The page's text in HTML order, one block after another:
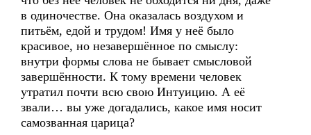
в одиночестве. Она оказалась воздухом и
питьём, едой и трудом! Имя у неё было
красивое, но незавершённое по смыслу:
внутри формы слова не бывает смысловой
завершённости. К тому времени человек
утратил почти всю свою Интуицию. А её
звали… вы уже догадались, какое имя носит
самозванная царица?